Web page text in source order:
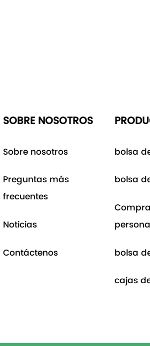
SOBRE NOSOTROS
Sobre nosotros
Preguntas más
frecuentes
Noticias
Contáctenos
bolsa
bolsa
bolsa
cajas